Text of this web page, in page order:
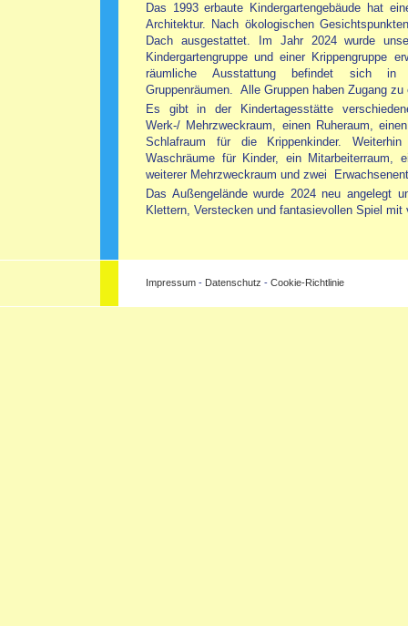
Das 1993 erbaute Kindergartengebäude hat
Architektur. Nach ökologischen
Dach ausgestattet. Im Jahr 2024 wurde
Kindergartengruppe und einer Krippengruppe
räumliche Ausstattung befindet sich in
Gruppenräumen. Alle Gruppen haben Zugang
Es gibt in der Kindertagesstätte
Werk-/ Mehrzweckraum, einen Ruheraum,
Schlafraum für die Krippenkinder.
Waschräume für Kinder, ein Mitarbeiterraum,
weiterer Mehrzweckraum und zwei
Das Außengelände wurde 2024 neu angelegt
Klettern, Verstecken und fantasievollen Spiel
Impressum - Datenschutz - Cookie-Richtlinie